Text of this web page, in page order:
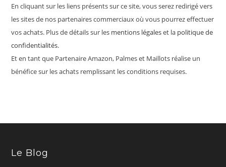
En cliquant sur les liens présents sur ce site, vous serez redirigé vers
les sites de nos partenaires commerciaux où vous pourrez effectuer
vos achats. Plus de détails sur les mentions légaleset la politique de
confidentialités.
Et en tant que Partenaire Amazon, Palmes et Maillots réalise un
bénéfice sur les achats remplissant les conditions requises.
Le Blog